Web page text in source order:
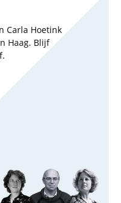
Carla Hoetink
Haag. Blijf